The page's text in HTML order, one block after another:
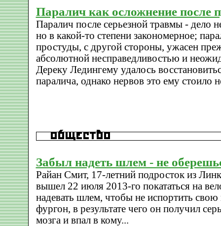
Паралич как осложнение после
Паралич после серьезной травмы - дело
но в какой-то степени закономерное;
простуды, с другой стороны, ужасен
абсолютной несправедливостью и
Дереку Ледингему удалось
паралича, однако нервов это ему стоило
Забыл надеть шлем - не
Райан Смит, 17-летний подросток из
вышел 22 июля 2013-го покататься на
надевать шлем, чтобы не испортить
фургон, в результате чего он получил
мозга и впал в кому...